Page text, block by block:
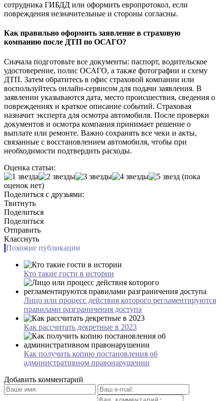
сотрудника ГИБДД или оформить европротокол, если
повреждения незначительные и стороны согласны.
Как правильно оформить заявление в страховую
компанию после ДТП по ОСАГО?
Сначала подготовьте все документы: паспорт, водительское
удостоверение, полис ОСАГО, а также фотографии и схему
ДТП. Затем обратитесь в офис страховой компании или
воспользуйтесь онлайн-сервисом для подачи заявления. В
заявлении указываются дата, место происшествия, сведения о
повреждениях и краткое описание событий. Страховая
назначит эксперта для осмотра автомобиля. После проверки
документов и осмотра компания принимает решение о
выплате или ремонте. Важно сохранять все чеки и акты,
связанные с восстановлением автомобиля, чтобы при
необходимости подтвердить расходы.
Оценка статьи:
(пока
оценок нет)
Поделиться с друзьями:
Твитнуть
Поделиться
Поделиться
Отправить
Класснуть
Похожие публикации
Кто такие гости в истории
Лицо или процесс действия которого регламентируются
правилами разграничения доступа
Как рассчитать декретные в 2023
Как получить копию постановления об
административном правонарушении
Добавить комментарий